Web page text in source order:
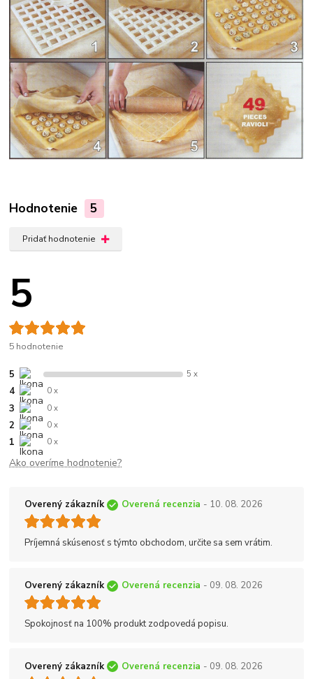
Hodnotenie 5
Pridať hodnotenie
5
5 hodnotenie
5 5 x
4 0 x
3 0 x
2 0 x
1 0 x
Ako overíme hodnotenie?
Overený zákazník Overená recenzia - 10. 08. 2026
Príjemná skúsenosť s týmto obchodom, určite sa sem vrátim.
Overený zákazník Overená recenzia - 09. 08. 2026
Spokojnosť na 100% produkt zodpovedá popisu.
Overený zákazník Overená recenzia - 09. 08. 2026